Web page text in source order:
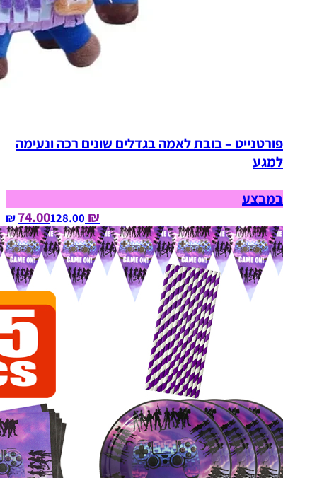
פורטנייט – בובת לאמה בגדלים שונים רכה ונעימה
למגע
במבצע
₪ 74.00
128.00‏ ₪